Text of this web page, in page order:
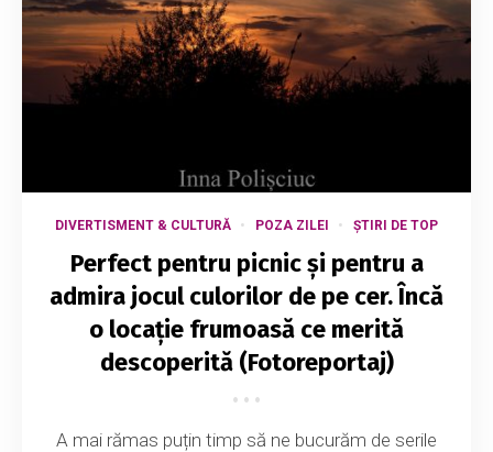
DIVERTISMENT & CULTURĂ POZA ZILEI ȘTIRI DE TOP
Perfect pentru picnic și pentru a
admira jocul culorilor de pe cer. Încă
o locație frumoasă ce merită
descoperită (Fotoreportaj)
A mai rămas puțin timp să ne bucurăm de serile